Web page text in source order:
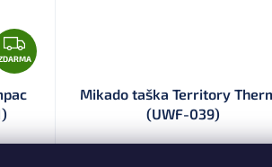
Z
D
R
M
A
Mikado taška Territory
(UWF-039)